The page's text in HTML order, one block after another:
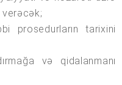
prosedurların tarixini
və qidalanmanı